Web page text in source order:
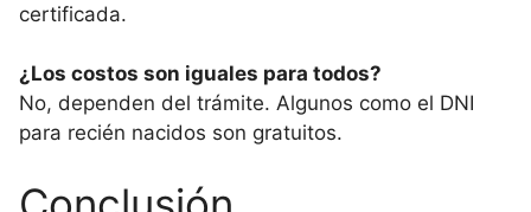
certificada.
¿Los costos son iguales para todos?
No, dependen del trámite. Algunos como el DNI
para recién nacidos son gratuitos.